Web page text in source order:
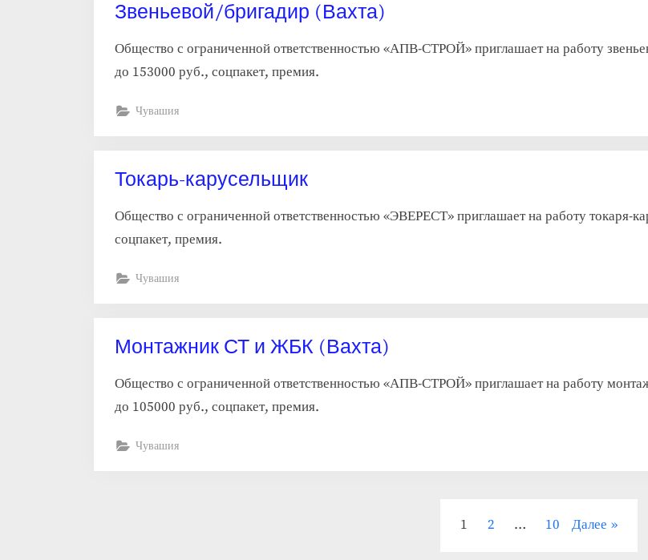
Звеньевой/бригадир (Вахта)
Общество с ограниченной ответственностью «АПВ-СТРОЙ» приглашает на работу
до 153000 руб., соцпакет, премия.
Чувашия
Токарь-карусельщик
Общество с ограниченной ответственностью «ЭВЕРЕСТ» приглашает на работу токаря-
соцпакет, премия.
Чувашия
Монтажник СТ и ЖБК (Вахта)
Общество с ограниченной ответственностью «АПВ-СТРОЙ» приглашает на работу
до 105000 руб., соцпакет, премия.
Чувашия
1 2 … 10 Далее